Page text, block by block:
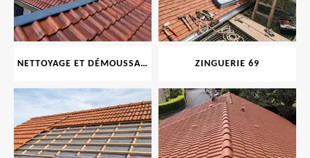
NETTOYAGE ET DÉMOUSSAGE DE TOITURE ET FAÇADE 69 ZINGUERIE 69